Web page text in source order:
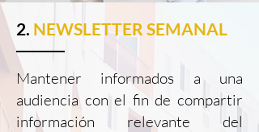
2. NEWSLETTER SEMANAL
Mantener informados a una
audiencia con el fin de compartir
información relevante del